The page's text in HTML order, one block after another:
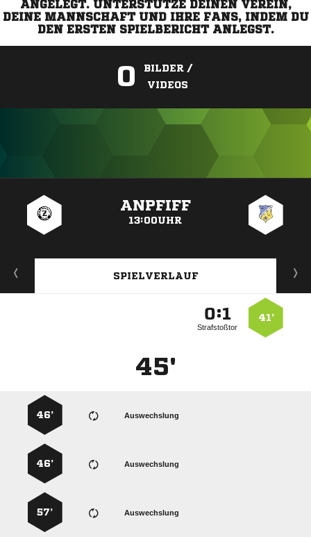
ANGELEGT. UNTERSTÜTZE DEINEN VEREIN,
DEINE MANNSCHAFT UND IHRE FANS, INDEM DU
DEN ERSTEN SPIELBERICHT ANLEGST.
0
BILDER /
VIDEOS
ANPFIFF
13:00UHR
SPIELVERLAUF
41’
:
Strafstoßtor
45'
Auswechslung
46’
Auswechslung
46’
Auswechslung
57’